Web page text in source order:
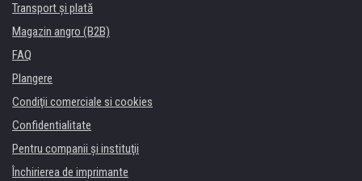
Transport şi plată
Magazin angro (B2B)
FAQ
Plangere
Condiţii comerciale si cookies
Confidentialitate
Pentru companii și instituţii
Închirierea de imprimante